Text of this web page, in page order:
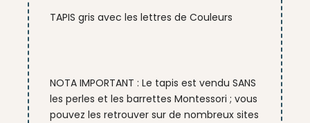
initial
était :
actuel
est :
TAPIS gris avec les lettres de Couleurs
NOTA IMPORTANT : Le tapis est vendu SANS
les perles et les barrettes Montessori ; vous
pouvez les retrouver sur de nombreux sites